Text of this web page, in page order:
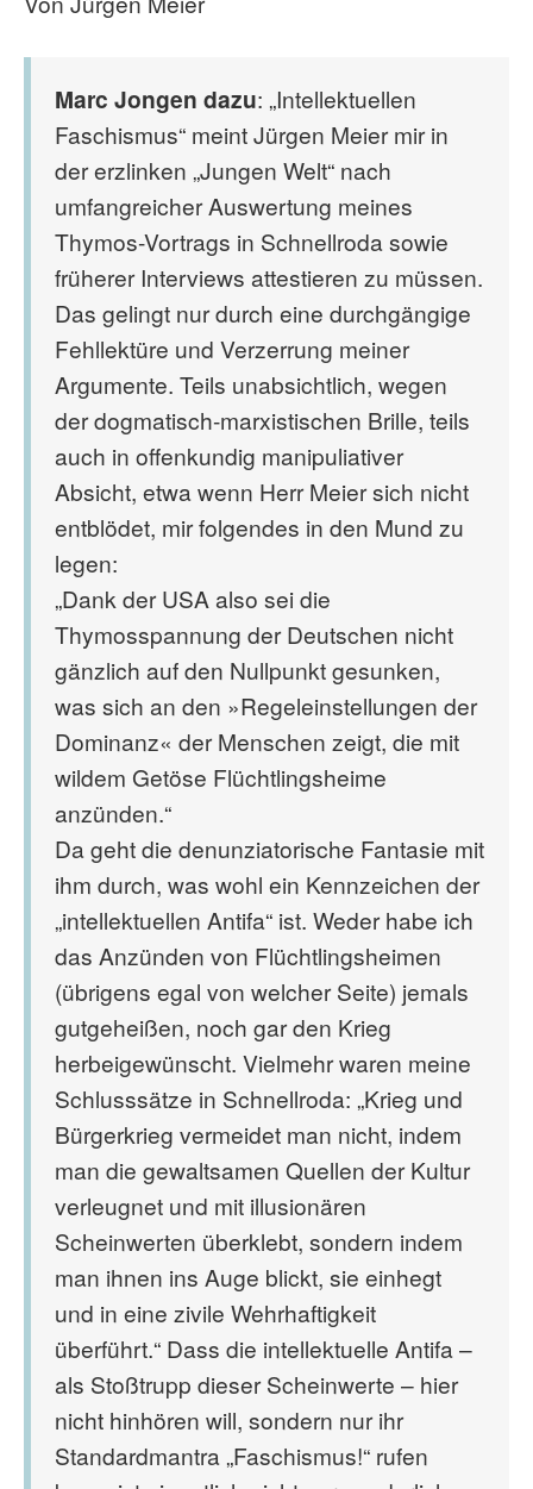
Marc Jongen dazu: „Intellektuellen
Faschismus“ meint Jürgen Meier mir in
der erzlinken „Jungen Welt“ nach
umfangreicher Auswertung meines
Thymos-Vortrags in Schnellroda sowie
früherer Interviews attestieren zu müssen.
Das gelingt nur durch eine durchgängige
Fehllektüre und Verzerrung meiner
Argumente. Teils unabsichtlich, wegen
der dogmatisch-marxistischen Brille, teils
auch in offenkundig manipuliativer
Absicht, etwa wenn Herr Meier sich nicht
entblödet, mir folgendes in den Mund zu
legen:
„Dank der USA also sei die
Thymosspannung der Deutschen nicht
gänzlich auf den Nullpunkt gesunken,
was sich an den »Regeleinstellungen der
Dominanz« der Menschen zeigt, die mit
wildem Getöse Flüchtlingsheime
anzünden.“
Da geht die denunziatorische Fantasie mit
ihm durch, was wohl ein Kennzeichen der
„intellektuellen Antifa“ ist. Weder habe ich
das Anzünden von Flüchtlingsheimen
(übrigens egal von welcher Seite) jemals
gutgeheißen, noch gar den Krieg
herbeigewünscht. Vielmehr waren meine
Schlusssätze in Schnellroda: „Krieg und
Bürgerkrieg vermeidet man nicht, indem
man die gewaltsamen Quellen der Kultur
verleugnet und mit illusionären
Scheinwerten überklebt, sondern indem
man ihnen ins Auge blickt, sie einhegt
und in eine zivile Wehrhaftigkeit
überführt.“ Dass die intellektuelle Antifa –
als Stoßtrupp dieser Scheinwerte – hier
nicht hinhören will, sondern nur ihr
Standardmantra „Faschismus!“ rufen